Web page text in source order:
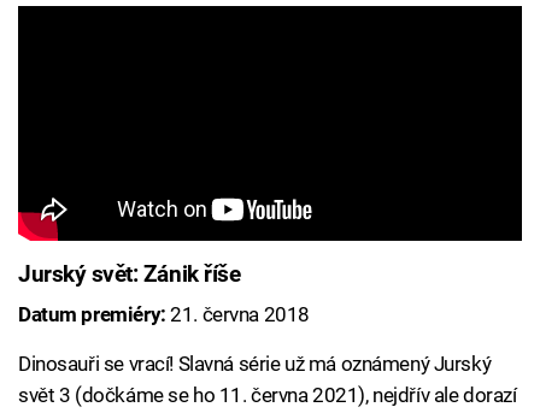
Jurský svět: Zánik říše
Datum premiéry: 21. června 2018
Dinosauři se vrací! Slavná série už má oznámený Jurský
svět 3 (dočkáme se ho 11. června 2021), nejdřív ale dorazí